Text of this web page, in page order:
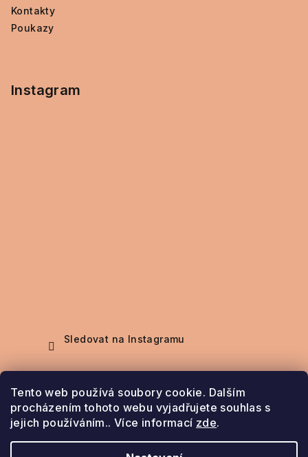
Tento web používá soubory cookie. Dalším
procházením tohoto webu vyjadřujete souhlas s
jejich používáním.. Více informací zde.
Kontakty
Poukazy
Instagram
Sledovat na Instagramu
Nákupní košík